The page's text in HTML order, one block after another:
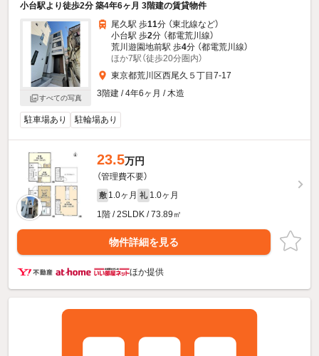
小台駅より徒歩2分 築4年6ヶ月 3階建の賃貸物件
すべての写真
尾久駅 歩11分 （東北線など）
小台駅 歩2分 （都電荒川線）
荒川遊園地前駅 歩4分 （都電荒川線）
ほか7駅（徒歩20分圏内）
東京都荒川区西尾久５丁目7-17
3階建 / 4年6ヶ月 / 木造
駐車場あり 駐輪場あり
23.5万円
（管理費不要）
敷 1.0ヶ月 礼 1.0ヶ月
1階 / 2SLDK / 73.89㎡
物件詳細を見る
ほか提供